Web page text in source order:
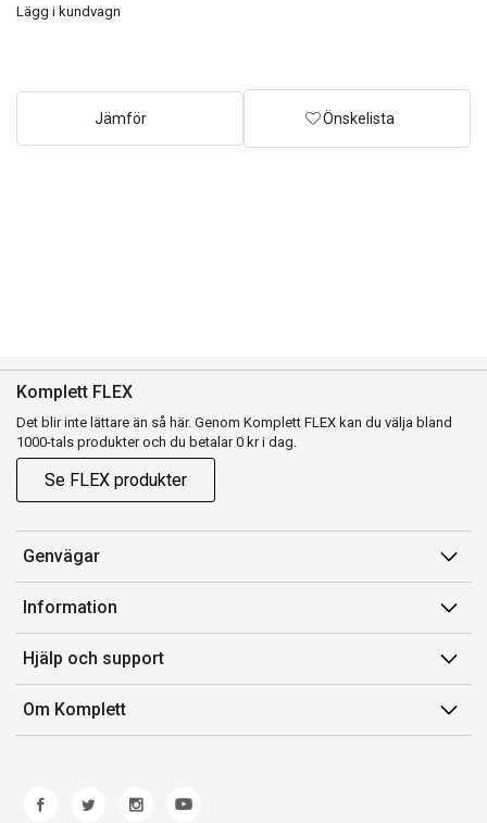
Lägg i kundvagn
Jämför Önskelista
Komplett FLEX
Det blir inte lättare än så här. Genom Komplett FLEX kan du välja bland
1000-tals produkter och du betalar 0 kr i dag.
Se FLEX produkter
Genvägar
Konto
Orderhistorik
Presentkort
Komplett Club
Information
Försäljningsvillkor
Medlemsvillkor for Komplett Club
Lediga tjänster
Hjälp och support
Kontakta oss
Kundservice
Produkthjälp och retur
Om Komplett